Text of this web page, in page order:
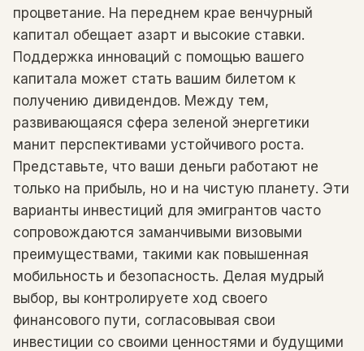
процветание. На переднем крае венчурный
капитал обещает азарт и высокие ставки.
Поддержка инноваций с помощью вашего
капитала может стать вашим билетом к
получению дивидендов. Между тем,
развивающаяся сфера зеленой энергетики
манит перспективами устойчивого роста.
Представьте, что ваши деньги работают не
только на прибыль, но и на чистую планету. Эти
варианты инвестиций для эмигрантов часто
сопровождаются заманчивыми визовыми
преимуществами, такими как повышенная
мобильность и безопасность. Делая мудрый
выбор, вы контролируете ход своего
финансового пути, согласовывая свои
инвестиции со своими ценностями и будущими